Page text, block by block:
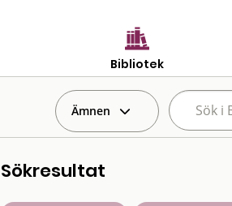
Bibliotek
Ämnen
Sökresultat